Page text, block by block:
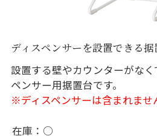
ディスペンサーを設置できる据
設置する壁やカウンターがな
ペンサー用据置台です。
※ディスペンサーは含まれませ
在庫 ○